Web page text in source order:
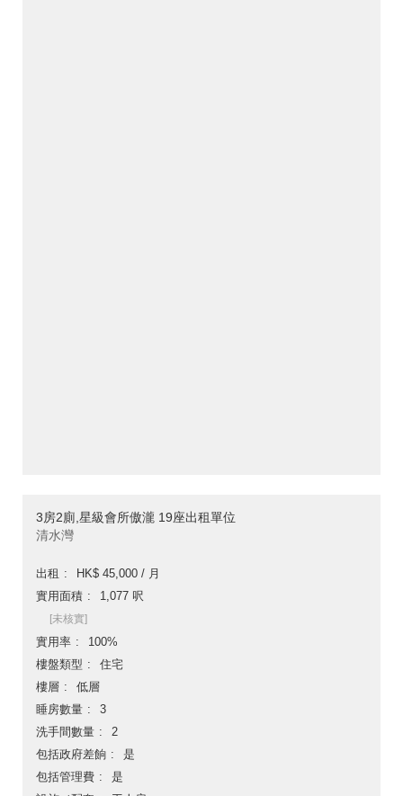
3房2廁,星級會所傲瀧 19座出租單位
清水灣
出租
HK$ 45,000 / 月
實用面積
1,077 呎
[未核實]
實用率
100%
樓盤類型
住宅
樓層
低層
睡房數量
3
洗手間數量
2
包括政府差餉
是
包括管理費
是